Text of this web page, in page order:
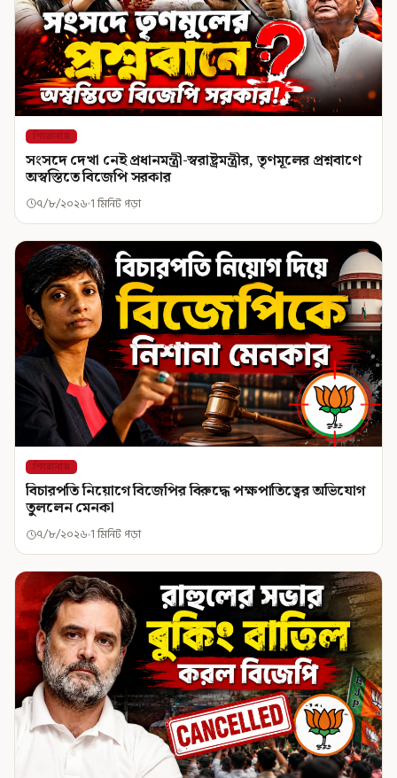
শিরোনাম
সংসদে দেখা নেই প্রধানমন্ত্রী-স্বরাষ্ট্রমন্ত্রীর, তৃণমূলের প্রশ্নবাণে
অস্বস্তিতে বিজেপি সরকার
৭/৮/২০২৬ 1 মিনিট পড়া
শিরোনাম
বিচারপতি নিয়োগে বিজেপির বিরুদ্ধে পক্ষপাতিত্বের অভিযোগ
তুললেন মেনকা
৭/৮/২০২৬ 1 মিনিট পড়া